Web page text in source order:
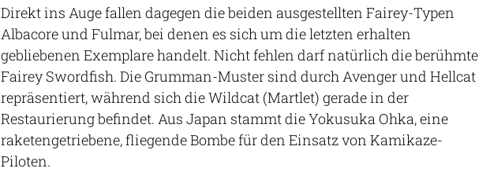
Direkt ins Auge fallen dagegen die beiden ausgestellten Fairey-Typen
Albacore und Fulmar, bei denen es sich um die letzten erhalten
gebliebenen Exemplare handelt. Nicht fehlen darf natürlich die berühmte
Fairey Swordfish. Die Grumman-Muster sind durch Avenger und Hellcat
repräsentiert, während sich die Wildcat (Martlet) gerade in der
Restaurierung befindet. Aus Japan stammt die Yokusuka Ohka, eine
raketengetriebene, fliegende Bombe für den Einsatz von Kamikaze-
Piloten.